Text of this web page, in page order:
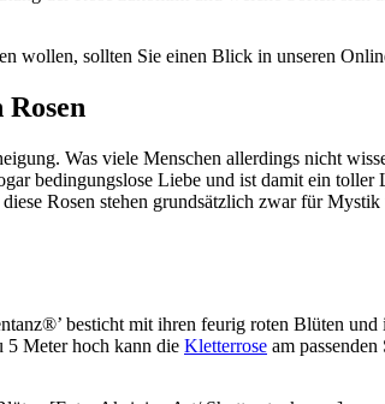
wollen, sollten Sie einen Blick in unseren
Was viele Menschen allerdings nicht
bedingungslose Liebe und ist damit ein
Rosen stehen grundsätzlich zwar für
besticht mit ihren feurig roten Blüten
5 Meter hoch kann die Kletterrose am